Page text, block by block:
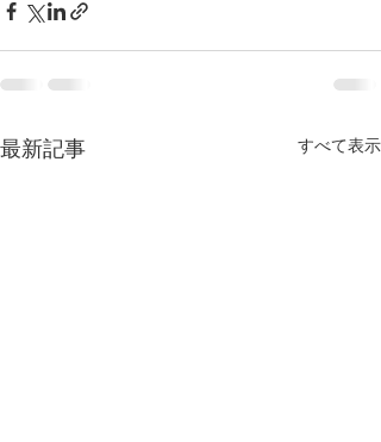
最新記事 すべて表示